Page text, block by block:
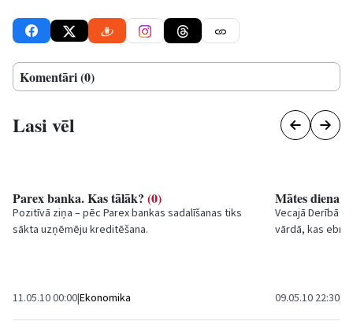
Komentāri (0)
Lasi vēl
Parex banka. Kas tālāk? (0)
Pozitīvā ziņa – pēc Parex bankas sadalīšanas tiks
sākta uzņēmēju kreditēšana.
11.05.10 00:00|Ekonomika
Mātes diena
Vecajā Derībā
vārdā, kas
09.05.10 22:30|